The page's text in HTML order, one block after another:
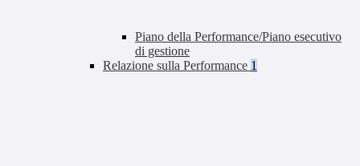
Piano della Performance/Piano esecutivo
di gestione
Relazione sulla Performance 1